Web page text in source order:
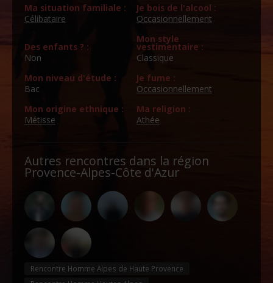
Ma situation familiale :
Célibataire
Je bois de l'alcool :
Occasionnellement
Des enfants ? :
Non
Mon style
vestimentaire :
Classique
Mon niveau d'étude :
Bac
Je fume :
Occasionnellement
Mon origine ethnique :
Métisse
Ma religion :
Athée
Autres rencontres dans la région
Provence-Alpes-Côte d'Azur
Rencontre Homme Alpes de Haute Provence